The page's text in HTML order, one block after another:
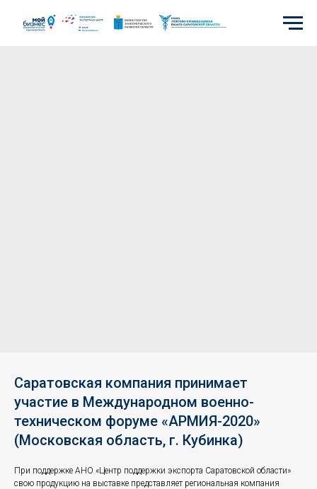
Саратовская компания принимает
участие в Международном военно-
техническом форуме «АРМИЯ-2020»
(Московская область, г. Кубинка)
При поддержке АНО «Центр поддержки экспорта Саратовской области»
свою продукцию на выставке представляет региональная компания